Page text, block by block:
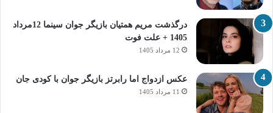
درگذشت مریم همتیان بازیگر جوان سینما 12مرداد
1405 + علت فوت
12 مرداد 1405
عکس ازدواج اما رابرتز بازیگر جوان با کودی جان
11 مرداد 1405